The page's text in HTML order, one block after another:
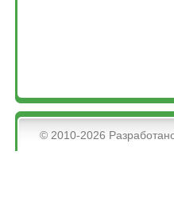
&bsps;
© 2010-2026